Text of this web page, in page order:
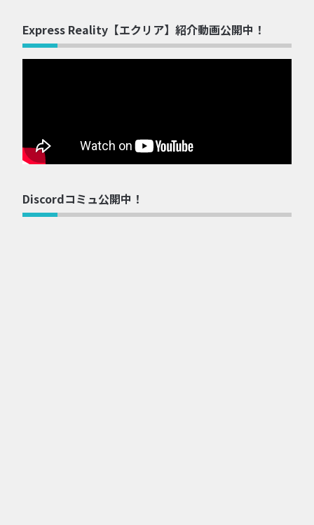
Express Reality【エクリア】紹介動画公開中！
Discordコミュ公開中！